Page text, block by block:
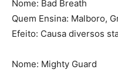
Nome: Bad Breath
Quem Ensina: Malboro,
Efeito: Causa diversos
Nome: Mighty Guard